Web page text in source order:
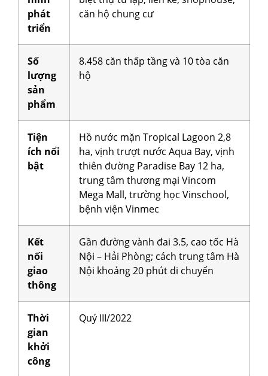
phát
triển
căn hộ chung cư
Số
lượng
sản
phẩm
8.458 căn thấp tầng và 10 tòa căn
hộ
Tiện
ích nổi
bật
Hồ nước mặn Tropical Lagoon 2,8
ha, vịnh trượt nước Aqua Bay, vịnh
thiên đường Paradise Bay 12 ha,
trung tâm thương mại Vincom
Mega Mall, trường học Vinschool,
bệnh viện Vinmec
Kết
nối
giao
thông
Gần đường vành đai 3.5, cao tốc Hà
Nội – Hải Phòng; cách trung tâm Hà
Nội khoảng 20 phút di chuyển
Thời
gian
khởi
công
Quý III/2022